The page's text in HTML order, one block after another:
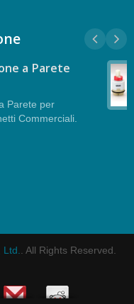
a Parete
Parete per
Commerciali.
. All Rights Reserved.